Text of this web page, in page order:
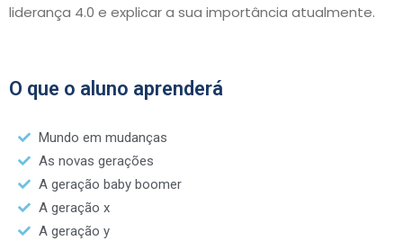
liderança 4.0 e explicar a sua importância atualmente.
O que o aluno aprenderá
Mundo em mudanças
As novas gerações
A geração baby boomer
A geração x
A geração y